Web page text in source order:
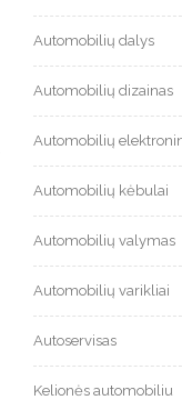
Automobilių dalys
Automobilių dizainas
Automobilių
Automobilių kėbulai
Automobilių valymas
Automobilių varikliai
Autoservisas
Kelionės automobiliu